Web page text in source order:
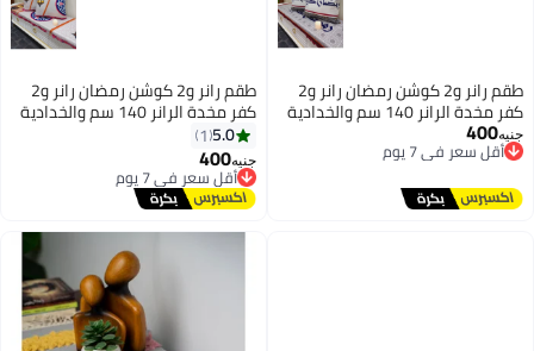
طقم رانر و2 كوشن رمضان رانر و2
كفر مخدة الرانر 140 سم والخدادية
40*40 سم
جنيه400
أقل سعر في 7 يوم
توصيل مجاني
أقل سعر في 7 يوم
طقم رانر و2 كوشن رمضان رانر و2
كفر مخدة الرانر 140 سم والخدادية
40*40 سم5.0
1
جنيه400
أقل سعر في 7 يوم
توصيل مجاني
أقل سعر في 7 يوم